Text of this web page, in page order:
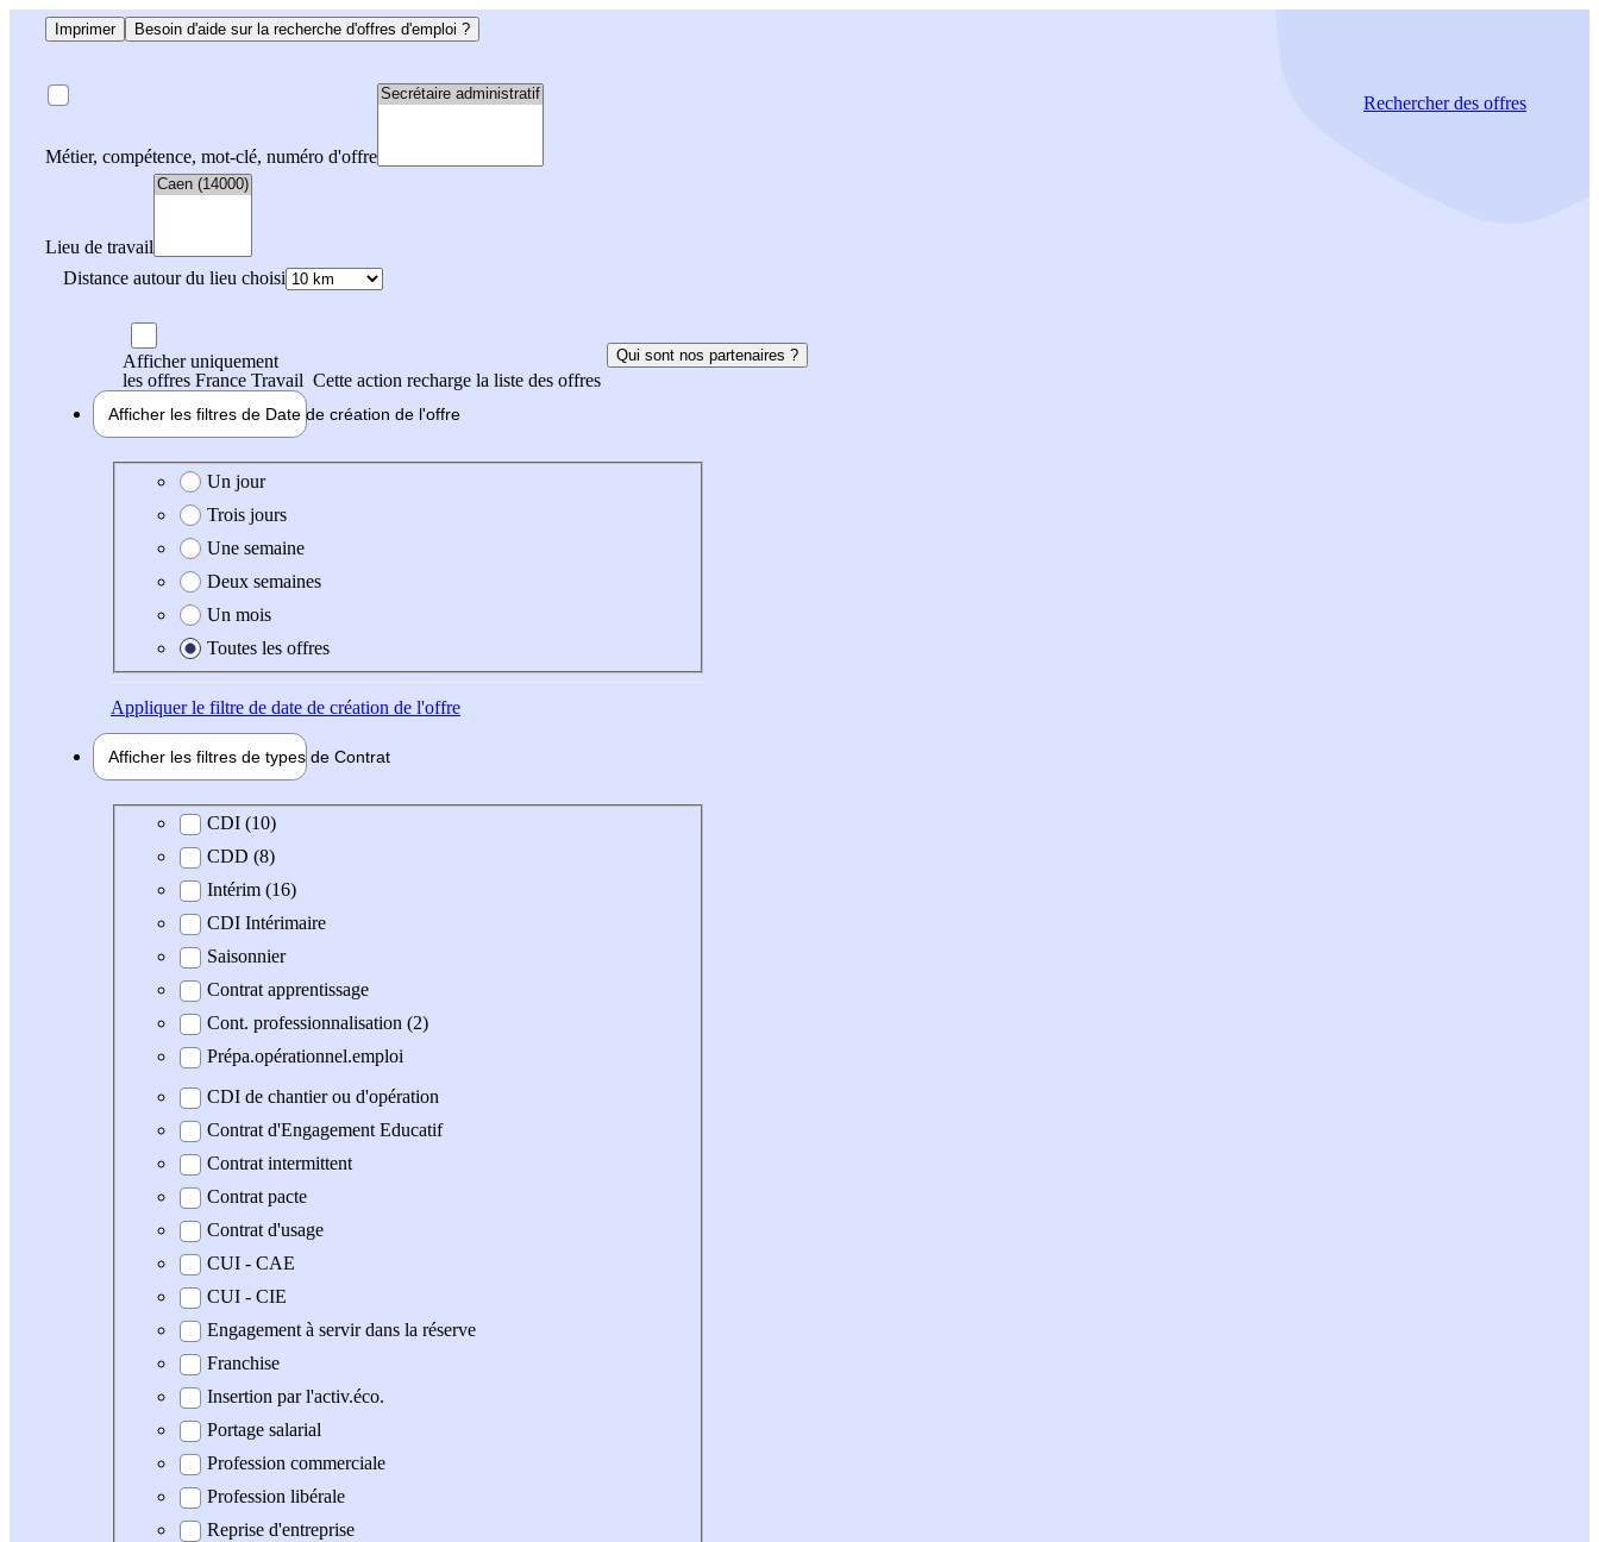
Imprimer Besoin d'aide sur la recherche d'offres d'emploi ?
Métier, compétence, mot-clé, numéro d'offre
Lieu de travail
Distance autour du lieu choisi
Rechercherdes offres
Afficher uniquement
les offres France Travail Cette action recharge la liste des offres
Qui sont nos partenaires ?
Afficher les filtres de Date de création de l'offre
Date de création de l'offre
Un jour
Trois jours
Une semaine
Deux semaines
Un mois
Toutes les offres
Appliquerle filtre de date de création de l'offre
Afficher les filtres de types de Contrat
Type de contratCDI (10)
CDD (8)
Intérim (16)
CDI Intérimaire
Saisonnier
Contrat apprentissage
Cont. professionnalisation (2)
Prépa.opérationnel.emploi
CDI de chantier ou d'opération
Contrat d'Engagement Educatif
Contrat intermittent
Contrat pacte
Contrat d'usage
CUI - CAE
CUI - CIE
Engagement à servir dans la réserve
Franchise
Insertion par l'activ.éco.
Portage salarial
Profession commerciale
Profession libérale
Reprise d'entreprise